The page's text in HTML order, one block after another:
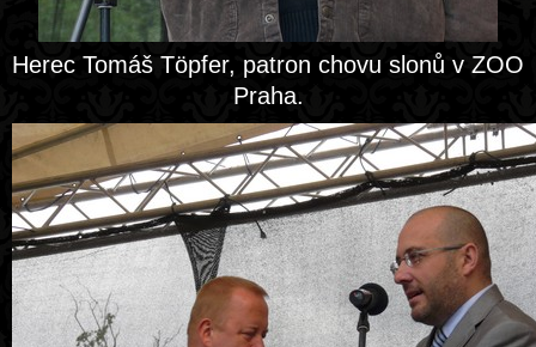
Herec Tomáš Töpfer, patron chovu slonů v ZOO
Praha.